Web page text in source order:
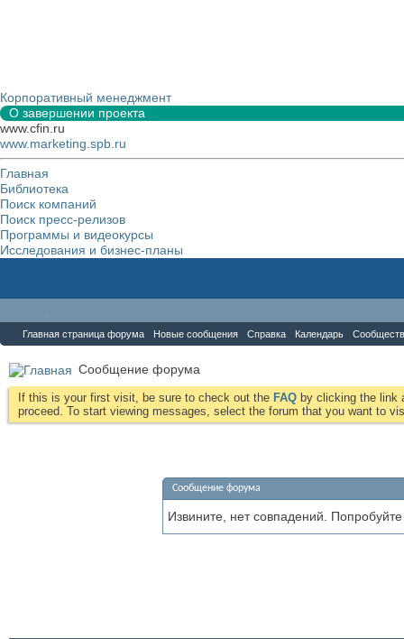
Корпоративный менеджмент
О завершении проекта
www.cfin.ru
www.marketing.spb.ru
Главная
Библиотека
Поиск компаний
Поиск пресс-релизов
Программы и видеокурсы
Исследования и бизнес-планы
Главная страница форума Новые сообщения Справка Календарь
Сообщение форума
If this is your first visit, be sure to check out the FAQ by clicking the link
proceed. To start viewing messages, select the forum that you want to
Сообщение форума
Извините, нет совпадений.